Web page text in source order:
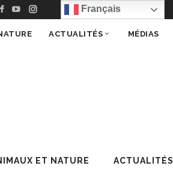
Nature Français
ET NATURE ACTUALITÉS
ACTUALITÉS MÉDIAS